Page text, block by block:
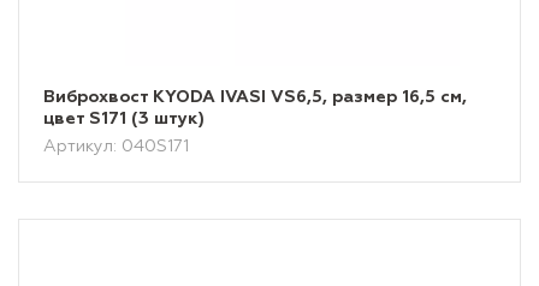
Виброхвост KYODA IVASI VS6,5, размер 16,5 см,
цвет S171 (3 штук)
Артикул: 040S171